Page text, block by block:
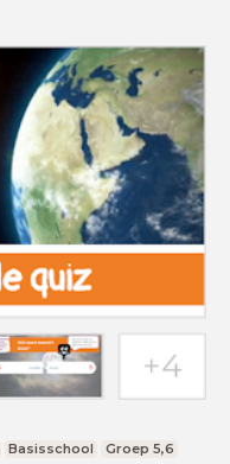
Basisschool Groep 5,6